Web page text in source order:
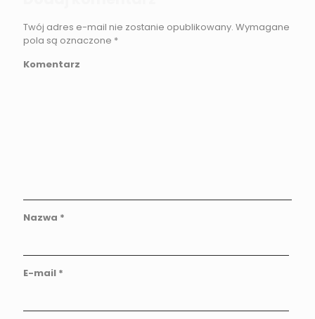
Twój adres e-mail nie zostanie opublikowany. Wymagane
pola są oznaczone *
Komentarz
Nazwa *
E-mail *